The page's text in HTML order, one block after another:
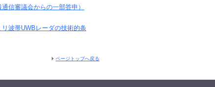
信審議会からの一部答申）
波帯UWBレーダの技術的条
ページトップへ戻る